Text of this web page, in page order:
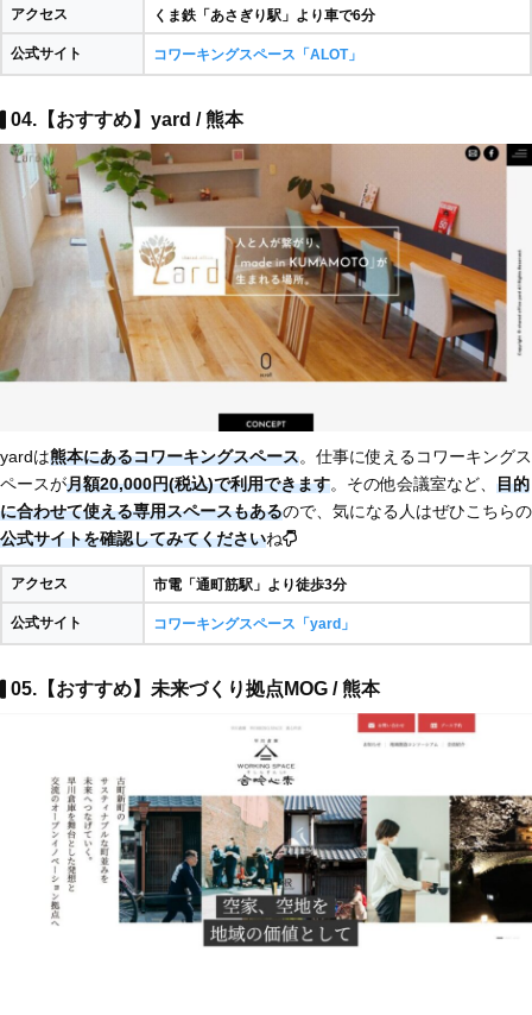
アクセス くま鉄「あさぎり駅」より車で6分
公式サイト コワーキングスペース「ALOT」
04.【おすすめ】yard / 熊本
yardは熊本にあるコワーキングスペース。仕事に使えるコワーキングス
ペースが月額20,000円(税込)で利用できます。その他会議室など、 目的
に合わせて使える専用スペースもあるので、気になる人はぜひこちらの
公式サイトを確認してみてくださいね
アクセス 市電「通町筋駅」より徒歩3分
公式サイト コワーキングスペース「yard」
05.【おすすめ】未来づくり拠点MOG / 熊本